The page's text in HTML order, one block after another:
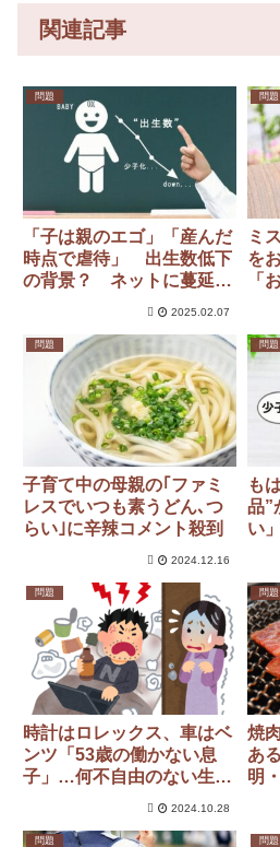
関連記事
問題
「子は親のエゴ」「産んだ
時点で虐待」 出生数低下
の背景？ ネットに蔓延す
2025.02.07
問題
ミ
を
「
す
く
る
問題
子育て中の母親の｢ファミ
レスでいつも素うどん､つ
らい｣に辛辣コメント殺到
2024.12.16
問題
も
品”
い
問題
時計はロレックス、車はベ
ンツ「53歳の働かない息
子」…何不自由のない生活
2024.10.28
問題
焼
あ
明
問題 問題